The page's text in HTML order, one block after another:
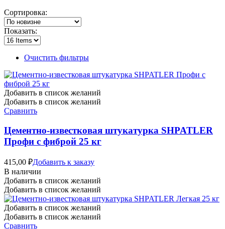
Сортировка:
Показать:
Очистить фильтры
Добавить в список желаний
Добавить в список желаний
Сравнить
Цементно-известковая штукатурка SHPATLER
Профи с фиброй 25 кг
415,00 ₽Добавить к заказу
В наличии
Добавить в список желаний
Добавить в список желаний
Добавить в список желаний
Добавить в список желаний
Сравнить